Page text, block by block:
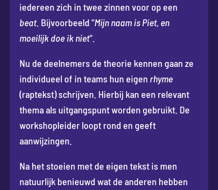
iedereen zich in twee zinnen voor op een
beat. Bijvoorbeeld “Mijn naam is Piet, en
moeilijk doe ik niet“.
Nu de deelnemers de theorie kennen gaan ze
individueel of in teams hun eigen rhyme
(raptekst) schrijven. Hierbij kan een relevant
thema als uitgangspunt worden gebruikt. De
workshopleider loopt rond en geeft
aanwijzingen.
Na het stoeien met de eigen tekst is men
natuurlijk benieuwd wat de anderen hebben